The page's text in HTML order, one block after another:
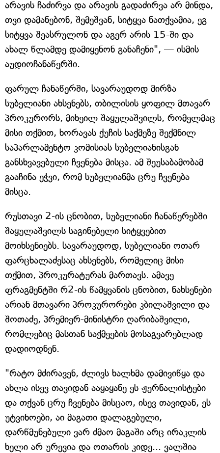
არავის ჩაძირვა და არავის გადაძირვა არ მინდა,
თვი დამანებონ, შემეშვან, სიტყვა ნათქვამია, ეგ
სიტყვა შეასრულონ და აგერ არის 15-ში და
ახალ წლამდე დამიყენონ განაჩენი", — ისმის
აუდიოჩანაწერში.
ფარულ ჩანაწერში, სავარაუდოდ მირზა
სუბელიანი ახსენებს, თბილისის ყოფილ მთავარ
პროკურორს, მიხეილ შაყულაშვილს, რომელმაც
მისი თქმით, ხორავას ქუჩის საქმეზე შექმნილ
საპარლამენტო კომისიას სუბელიანისგან
განსხვავებული ჩვენება მისცა. ამ შეუსაბამობამ
გააჩინა ეჭვი, რომ სუბელიანმა ცრუ ჩვენება
მისცა.
რუსთავი 2-ის ცნობით, სუბელიანი ჩანაწერებში
შაყულაშვილს საგინებელი სიტყვებით
მოიხსენიებს. სავარაუდოდ, სუბელიანი ოთარ
ფარცხალაძესაც ახსენებს, რომელიც მისი
თქმით, პროკურატურას მართავს. ამავე
ფრაგმენტში რ2-ის წამყვანის ცნობით, ნახსენები
არიან მთავარი პროკურორები კბილაშვილი და
შოთაძე, პრემიერ-მინისტრი ღარიბაშვილი,
რომლებიც მასთან საქმეების მოსაგვარებლად
დადიოდნენ.
"რატო მძირავენ, ძლივს ხალხმა დამივიწყა და
ახლა ისევ თავიდან ააყაყანე ეს ჟურნალისტები
და თქვან ცრუ ჩვენება მისცაო, ისევ თავიდან, ეს
უტვინოები, აი მაგათი დალაგებული,
დარწმუნებული ვარ ძმაო მაგაში არც ირაკლის
ხელი არ ურევია და ოთარის კიდე... ვალშია